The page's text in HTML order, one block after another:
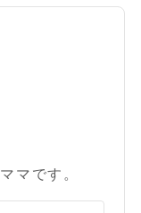
マです。